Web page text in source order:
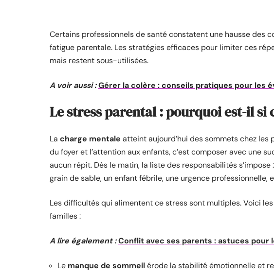
Certains professionnels de santé constatent une hausse des
fatigue parentale. Les stratégies efficaces pour limiter ces
mais restent sous-utilisées.
A voir aussi :Gérer la colère : conseils pratiques pour les
Le stress parental : pourquoi est-il si
La charge mentale atteint aujourd’hui des sommets chez
du foyer et l’attention aux enfants, c’est composer avec une
aucun répit. Dès le matin, la liste des responsabilités
grain de sable, un enfant fébrile, une urgence
Les difficultés qui alimentent ce stress sont multiples. Voici
familles :
A lire également :Conflit avec ses parents : astuces
Le manque de sommeilérode la stabilité émotionnelle et